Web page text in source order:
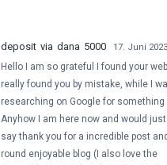
deposit via dana 5000 17. Juni
Hello I am so grateful I found your web
really found you by mistake, while I
researching on Google for something
Anyhow I am here now and would
say thank you for a incredible post and
round enjoyable blog (I also love the